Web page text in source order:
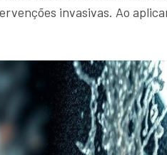
invasivas. Ao